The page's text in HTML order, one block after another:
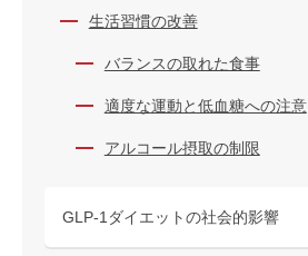
生活習慣の改善
バランスの取れた食事
適度な運動と低血糖への注意
アルコール摂取の制限
GLP-1ダイエットの社会的影響